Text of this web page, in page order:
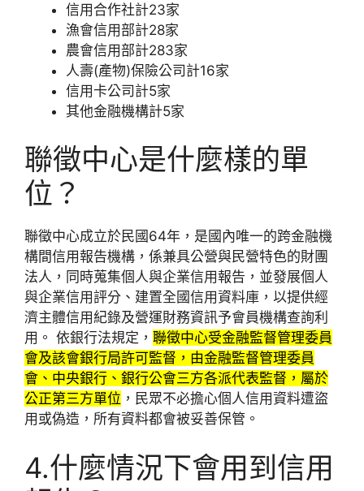
信用合作社計23家
漁會信用部計28家
農會信用部計283家
人壽(產物)保險公司計16家
信用卡公司計5家
其他金融機構計5家
聯徵中心是什麼樣的單
位？
聯徵中心成立於民國64年，是國內唯一的跨金融機
構間信用報告機構，係兼具公營與民營特色的財團
法人，同時蒐集個人與企業信用報告，並發展個人
與企業信用評分、建置全國信用資料庫，以提供經
濟主體信用紀錄及營運財務資訊予會員機構查詢利
用。 依銀行法規定， 聯徵中心受金融監督管理委員
會及該會銀行局許可監督，由金融監督管理委員
會、中央銀行、銀行公會三方各派代表監督，屬於
公正第三方單位 ，民眾不必擔心個人信用資料遭盜
用或偽造，所有資料都會被妥善保管。
4.什麼情況下會用到信用